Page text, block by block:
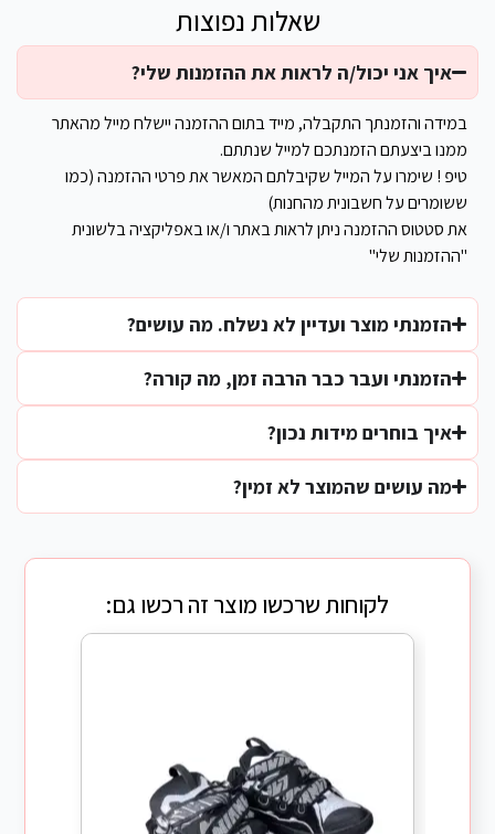
איך אני יכול/ה לראות את ההזמנות שלי?
במידה והזמנתך התקבלה, מייד בתום ההזמנה יישלח מייל מהאתר
ממנו ביצעתם הזמנתכם למייל שנתתם.
טיפ ! שימרו על המייל שקיבלתם המאשר את פרטי ההזמנה (כמו
ששומרים על חשבונית מהחנות)
את סטטוס ההזמנה ניתן לראות באתר ו/או באפליקציה בלשונית
"ההזמנות שלי"
הזמנתי מוצר ועדיין לא נשלח. מה עושים?
הזמנתי ועבר כבר הרבה זמן, מה קורה?
איך בוחרים מידות נכון?
מה עושים שהמוצר לא זמין?
שאלות נפוצות
לקוחות שרכשו מוצר זה רכשו גם: